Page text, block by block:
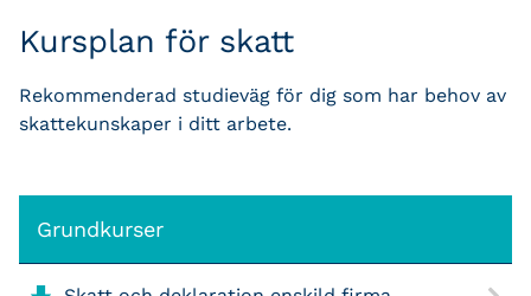
Kursplan för skatt
Rekommenderad studieväg för dig som har behov av
skattekunskaper i ditt arbete.
Grundkurser